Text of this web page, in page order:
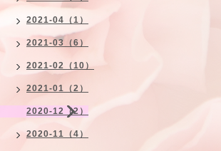
2021-04（1）
2021-03（6）
2021-02（10）
2021-01（2）
2020-12（2）
2020-11（4）